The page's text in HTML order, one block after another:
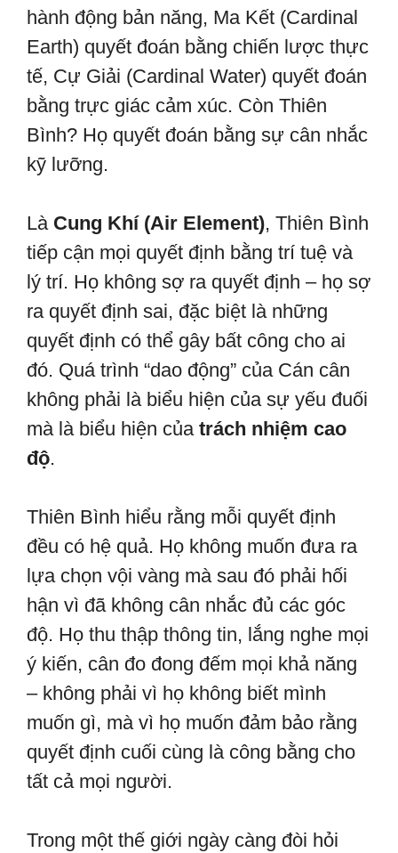
hành động bản năng, Ma Kết (Cardinal
Earth) quyết đoán bằng chiến lược thực
tế, Cự Giải (Cardinal Water) quyết đoán
bằng trực giác cảm xúc. Còn Thiên
Bình? Họ quyết đoán bằng sự cân nhắc
kỹ lưỡng.
Là Cung Khí (Air Element), Thiên Bình
tiếp cận mọi quyết định bằng trí tuệ và
lý trí. Họ không sợ ra quyết định – họ sợ
ra quyết định sai, đặc biệt là những
quyết định có thể gây bất công cho ai
đó. Quá trình “dao động” của Cán cân
không phải là biểu hiện của sự yếu đuối
mà là biểu hiện của trách nhiệm cao
độ.
Thiên Bình hiểu rằng mỗi quyết định
đều có hệ quả. Họ không muốn đưa ra
lựa chọn vội vàng mà sau đó phải hối
hận vì đã không cân nhắc đủ các góc
độ. Họ thu thập thông tin, lắng nghe mọi
ý kiến, cân đo đong đếm mọi khả năng
– không phải vì họ không biết mình
muốn gì, mà vì họ muốn đảm bảo rằng
quyết định cuối cùng là công bằng cho
tất cả mọi người.
Trong một thế giới ngày càng đòi hỏi